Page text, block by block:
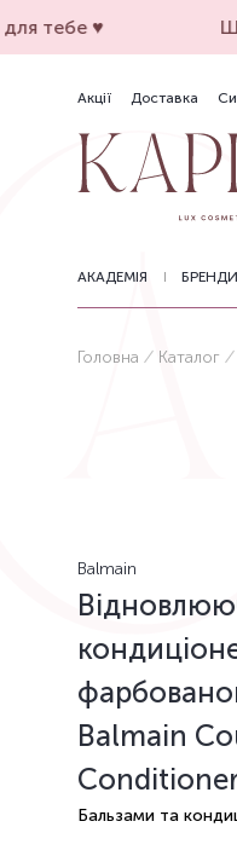
тебе ♥️
Акції Доставка
АКАДЕМІЯ БРЕНДИ
Головна Каталог
Balmain
Balmain
Бальзами та